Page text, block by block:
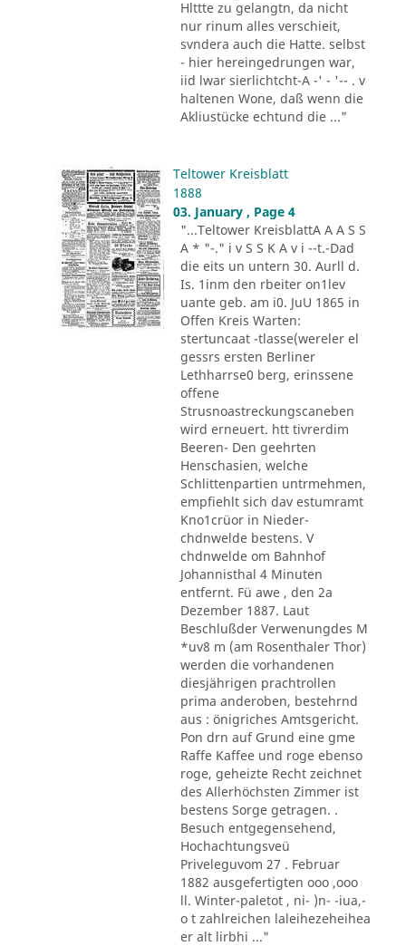
Hlttte zu gelangtn, da nicht
nur rinum alles verschieit,
svndera auch die Hatte. selbst
- hier hereingedrungen war,
iid lwar sierlichtcht-A -' - '-- . v
haltenen Wone, daß wenn die
Akliustücke echtund die ..."
Teltower Kreisblatt
1888
03. January , Page 4
"...Teltower KreisblattA A A S S
A * "-." i v S S K A v i --t.-Dad
die eits un untern 30. Aurll d.
Is. 1inm den rbeiter on1lev
uante geb. am i0. JuU 1865 in
Offen Kreis Warten:
stertuncaat -tlasse(wereler el
gessrs ersten Berliner
Lethharrse0 berg, erinssene
offene
Strusnoastreckungscaneben
wird erneuert. htt tivrerdim
Beeren- Den geehrten
Henschasien, welche
Schlittenpartien untrmehmen,
empfiehlt sich dav estumramt
Kno1crüor in Nieder-
chdnwelde bestens. V
chdnwelde om Bahnhof
Johannisthal 4 Minuten
entfernt. Fü awe , den 2a
Dezember 1887. Laut
Beschlußder Verwenungdes M
*uv8 m (am Rosenthaler Thor)
werden die vorhandenen
diesjährigen prachtrollen
prima anderoben, bestehrnd
aus : önigriches Amtsgericht.
Pon drn auf Grund eine gme
Raffe Kaffee und roge ebenso
roge, geheizte Recht zeichnet
des Allerhöchsten Zimmer ist
bestens Sorge getragen. .
Besuch entgegensehend,
Hochachtungsveü
Priveleguvom 27 . Februar
1882 ausgefertigten ooo ,ooo
ll. Winter-paletot , ni- )n- -iua,-
o t zahlreichen laleihezeheihea
er alt lirbhi ..."